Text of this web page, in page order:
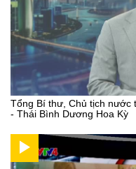
Tổng Bí thư, Chủ tịch nước
- Thái Bình Dương Hoa Kỳ